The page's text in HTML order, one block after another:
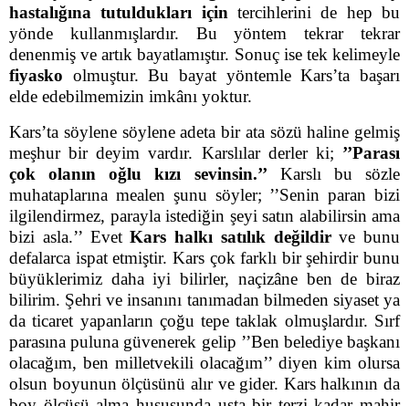
hastalığına tutuldukları içintercihlerini de hep bu
yönde kullanmışlardır. Bu yöntem tekrar tekrar
denenmiş ve artık bayatlamıştır. Sonuç ise tek kelimeyle
fiyasko olmuştur. Bu bayat yöntemle Kars’ta başarı
elde edebilmemizin imkânı yoktur.
Kars’ta söylene söylene adeta bir ata sözü haline gelmiş
meşhur bir deyim vardır. Karslılar derler ki; ’’Parası
çok olanın oğlu kızı sevinsin.’’ Karslı bu sözle
muhataplarına mealen şunu söyler; ’’Senin paran bizi
ilgilendirmez, parayla istediğin şeyi satın alabilirsin ama
bizi asla.’’ EvetKars halkı satılık değildirve bunu
defalarca ispat etmiştir. Kars çok farklı bir şehirdir bunu
büyüklerimiz daha iyi bilirler, naçizâne ben de biraz
bilirim. Şehri ve insanını tanımadan bilmeden siyaset ya
da ticaret yapanların çoğu tepe taklak olmuşlardır. Sırf
parasına puluna güvenerek gelip ’’Ben belediye başkanı
olacağım, ben milletvekili olacağım’’ diyen kim olursa
olsun boyunun ölçüsünü alır ve gider. Kars halkının da